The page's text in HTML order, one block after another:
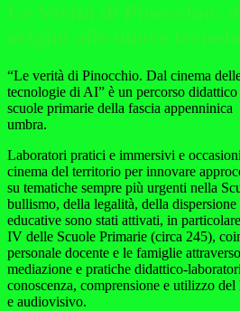
Le Verità di Pinocchio:
origini alle nuove
“Le verità di Pinocchio. Dal cinema
tecnologie di AI” è un percorso
scuole primarie della fascia appenninica
umbra.
Laboratori pratici e immersivi e
cinema del territorio per innovare
su tematiche sempre più urgenti nella
bullismo, della legalità, della dispersione
educative sono stati attivati, in
IV delle Scuole Primarie (circa 245),
personale docente e le famiglie
mediazione e pratiche didattico-
conoscenza, comprensione e utilizzo
e audiovisivo.